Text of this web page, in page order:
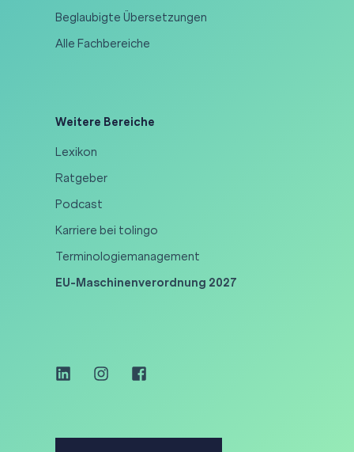
Beglaubigte Übersetzungen
Alle Fachbereiche
Weitere Bereiche
Lexikon
Ratgeber
Podcast
Karriere bei tolingo
Terminologiemanagement
EU-Maschinenverordnung 2027